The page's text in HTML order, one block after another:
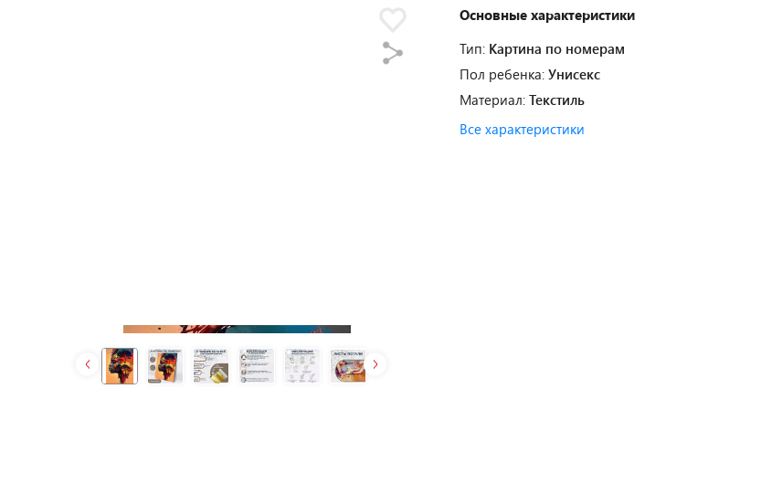
Основные характеристики
Тип: Картина по номерам
Пол ребенка: Унисекс
Материал: Текстиль
Все характеристики